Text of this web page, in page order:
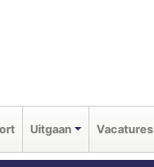
Uitgaan Vacatures